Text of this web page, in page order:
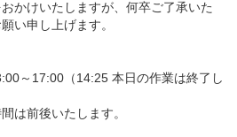
かけいたしますが、何卒ご了承いた
い申し上げます。
～17:00（14:25 本日の作業は終了し
は前後いたします。